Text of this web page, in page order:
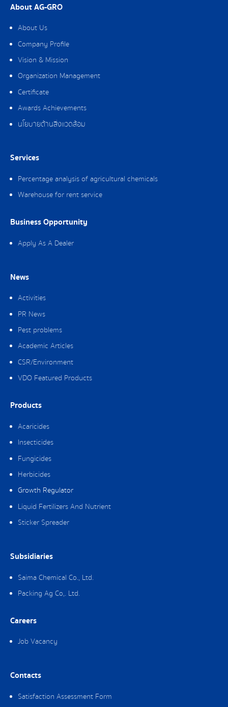
About AG-GRO
About Us
Company Profile
Vision & Mission
Organization Management
Certificate
Awards Achievements
นโยบายด้านสิ่งแวดล้อม
Services
Percentage analysis of agricultural chemicals
Warehouse for rent service
Business Opportunity
Apply As A Dealer
News
Activities
PR News
Pest problems
Academic Articles
CSR/Environment
VDO Featured Products
Products
Acaricides
Insecticides
Fungicides
Herbicides
Growth Regulator
Liquid Fertilizers And Nutrient
Sticker Spreader
Subsidiaries
Saima Chemical Co., Ltd.
Packing Ag Co,. Ltd.
Careers
Job Vacancy
Contacts
Satisfaction Assessment Form